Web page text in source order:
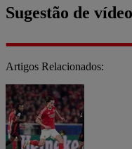
Sugestão de vídeo
Artigos Relacionados: